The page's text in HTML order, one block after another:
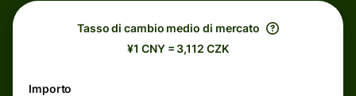
Tasso di cambio medio di mercato
¥1 CNY = 3,112 CZK
Importo